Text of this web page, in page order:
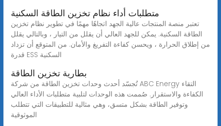
متطلبات أداء نظام تخزين الطاقة السكنية
تعتبر منصة المنتجات عالية الجهد اتجاهًا مهمًا في تطوير نظام تخزين
الطاقة السكنية. يمكن للجهد العالي أن يقلل من التيار ، وبالتالي يقلل
من إطلاق الحرارة ، ويحسن كفاءة التفريغ والأمان. من المتوقع أن تزداد
قدرة ESS السكنية
بطارية تخزين الطاقة
تُجسّد أحدث وحدات تخزين الطاقة من شركة ABC Energy التقاء
الكفاءة والاستقرار. صُممت هذه الوحدات لتلبية متطلبات الأداء العالي
وتوفير الطاقة بشكل متسق، وهي مثالية للتطبيقات التي تتطلب
الموثوقية